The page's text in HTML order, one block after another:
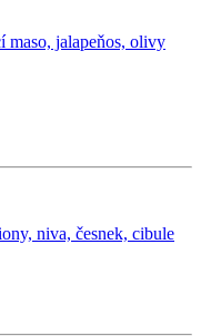
maso, jalapeňos, olivy
niva, česnek, cibule